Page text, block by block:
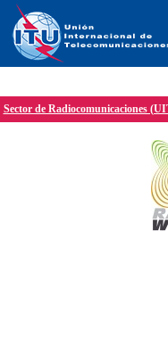
Sector de Radiocomunicaciones